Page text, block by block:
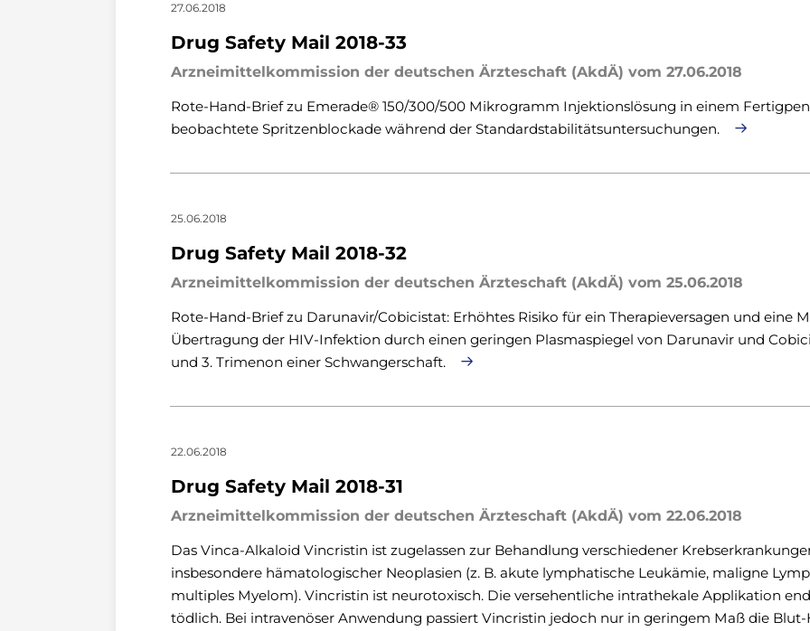
27.06.2018
Drug Safety Mail 2018-33
Arzneimittelkommission der deutschen Ärzteschaft (AkdÄ) vom 27.06.2018
Rote-Hand-Brief zu Emerade® 150/300/500 Mikrogramm Injektionslösung in einem
beobachtete Spritzenblockade während der Standardstabilitätsuntersuchungen.
25.06.2018
Drug Safety Mail 2018-32
Arzneimittelkommission der deutschen Ärzteschaft (AkdÄ) vom 25.06.2018
Rote-Hand-Brief zu Darunavir/Cobicistat: Erhöhtes Risiko für ein Therapieversagen und eine
Übertragung der HIV-Infektion durch einen geringen Plasmaspiegel von Darunavir und
und 3. Trimenon einer Schwangerschaft.
22.06.2018
Drug Safety Mail 2018-31
Arzneimittelkommission der deutschen Ärzteschaft (AkdÄ) vom 22.06.2018
Das Vinca-Alkaloid Vincristin ist zugelassen zur Behandlung verschiedener
insbesondere hämatologischer Neoplasien (z. B. akute lymphatische Leukämie, maligne
multiples Myelom). Vincristin ist neurotoxisch. Die versehentliche intrathekale Applikation
tödlich. Bei intravenöser Anwendung passiert Vincristin jedoch nur in geringem Maß die Blut-